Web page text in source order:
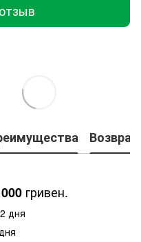
Возврат
гривен.
дня